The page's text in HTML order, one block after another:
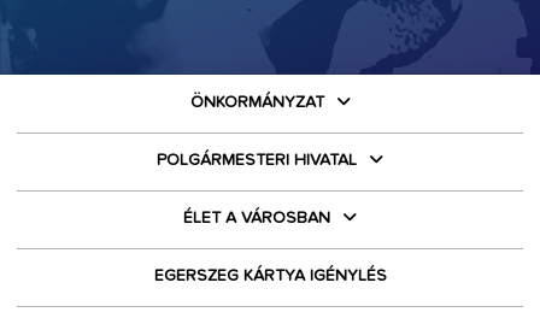
ÖNKORMÁNYZAT
POLGÁRMESTERI HIVATAL
ÉLET A VÁROSBAN
EGERSZEG KÁRTYA IGÉNYLÉS